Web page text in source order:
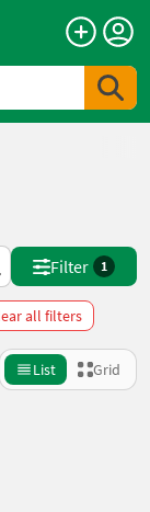
Filter 1
all filters
List Grid